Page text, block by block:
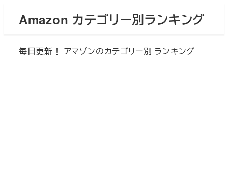
Amazon カテゴリー別ランキング
毎日更新！ アマゾンのカテゴリー別 ランキング